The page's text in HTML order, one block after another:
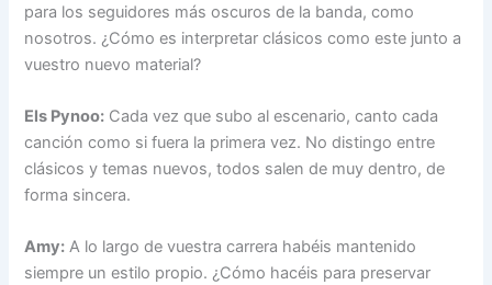
para los seguidores más oscuros de la banda, como
nosotros. ¿Cómo es interpretar clásicos como este junto a
vuestro nuevo material?
Els Pynoo: Cada vez que subo al escenario, canto cada
canción como si fuera la primera vez. No distingo entre
clásicos y temas nuevos, todos salen de muy dentro, de
forma sincera.
Amy: A lo largo de vuestra carrera habéis mantenido
siempre un estilo propio. ¿Cómo hacéis para preservar